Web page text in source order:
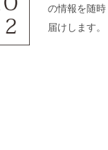
の情報を随
届けします。